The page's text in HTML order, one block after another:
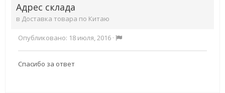
Адрес склада
в Доставка товара по Китаю
Опубликовано: 18 июля, 2016 ·
Спасибо за ответ